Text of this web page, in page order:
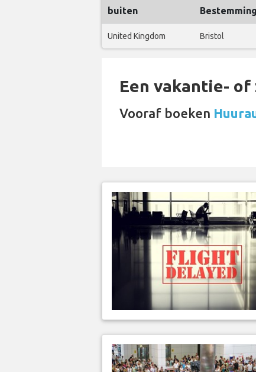
buiten Bestemming
United Kingdom Bristol
Een vakantie-
Vooraf boeken